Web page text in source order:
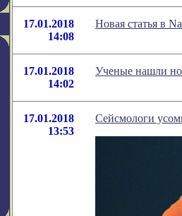
17.01.2018
14:08
Новая статья в
17.01.2018
14:02
Ученые нашли
17.01.2018
13:53
Сейсмологи